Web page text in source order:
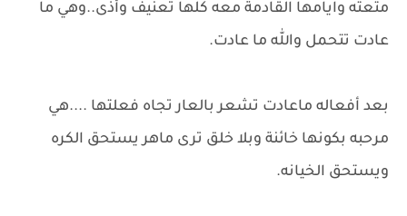
متعته وايامها القادمة معه كلها تعنيف وأذى..وهي ما
عادت تتحمل والله ما عادت.
بعد أفعاله ماعادت تشعر بالعار تجاه فعلتها ....هي
مرحبه بكونها خائنة وبلا خلق ترى ماهر يستحق الكره
ويستحق الخيانه.